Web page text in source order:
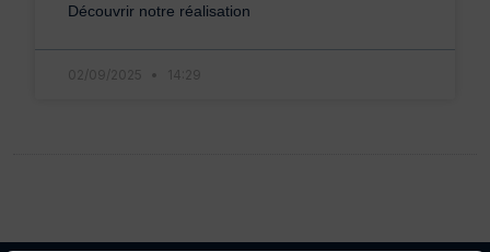
Découvrir notre réalisation
02/09/2025 14:29